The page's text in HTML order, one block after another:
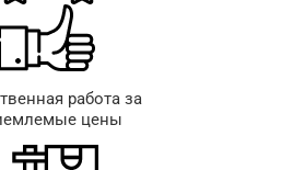
работа за
цены